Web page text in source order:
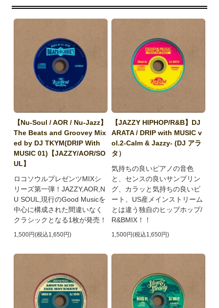
【Nu-Soul / AOR / Nu-Jazz】
The Beats and Groovey Mix
ed by DJ TKYM(DRIP With
MUSIC 01)【JAZZY/AOR/SO
UL】
ロコソウルプレゼンツMIXシ
リーズ第一弾！JAZZY,AOR,N
U SOUL,現行のGood Musicを
中心に構成された間違いなく
クラシックとなる1枚が発売！
1,500円(税込1,650円)
【JAZZY HIPHOP/R&B】DJ
ARATA / DRIP with MUSIC v
ol.2-Calm & Jazzy- (DJ アラ
タ）
気持ちの良いピアノの音色
と、センスの良いサンプリン
グ、カラッと気持ちの良いビ
ート、US産メインストリーム
とは違う独自のヒップホップ/
R&BMIX！！
1,500円(税込1,650円)